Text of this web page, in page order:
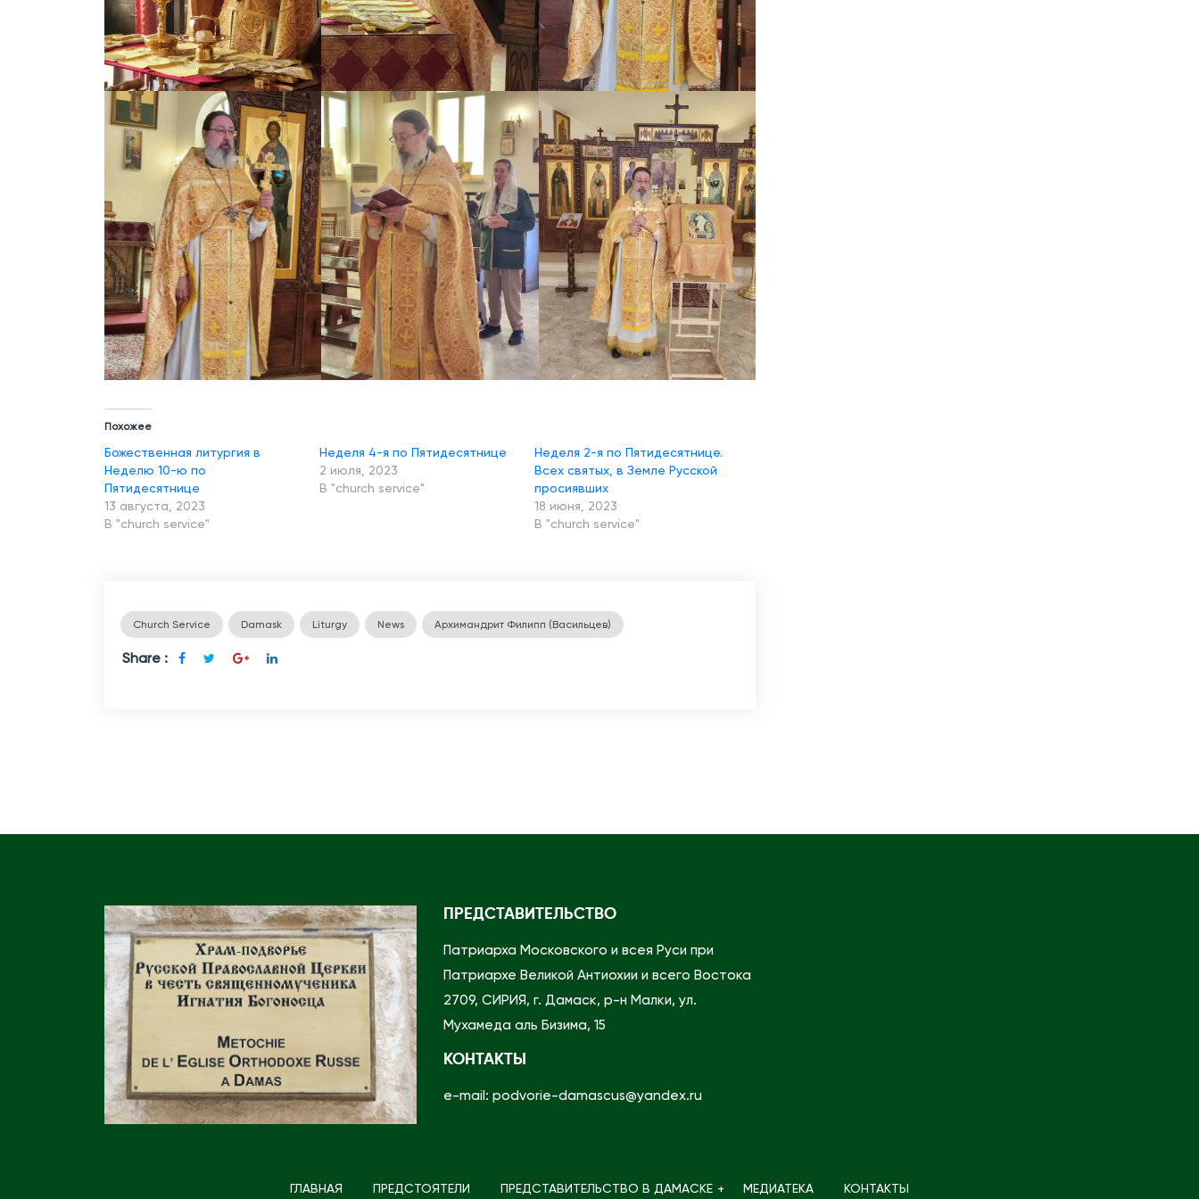
Похожее
Божественная литургия в
Неделю 10-ю по
Пятидесятнице
13 августа, 2023
В "church service"
Неделя 4-я по Пятидесятнице
2 июля, 2023
В "church service"
Неделя 2-я по Пятидесятнице.
Всех святых, в Земле Русской
просиявших
18 июня, 2023
В "church service"
Church Service Damask Liturgy News Архимандрит Филипп (Васильцев)
Share :
ПРЕДСТАВИТЕЛЬСТВО
Патриарха Московского и всея Руси при
Патриархе Великой Антиохии и всего Востока
2709, СИРИЯ, г. Дамаск, р-н Малки, ул.
Мухамеда аль Бизима, 15
КОНТАКТЫ
e-mail: podvorie-damascus@yandex.ru
ГЛАВНАЯ ПРЕДСТОЯТЕЛИ ПРЕДСТАВИТЕЛЬСТВО В ДАМАСКЕ МЕДИАТЕКА КОНТАКТЫ